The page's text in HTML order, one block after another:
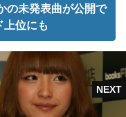
の未発表曲が公開で
位にも